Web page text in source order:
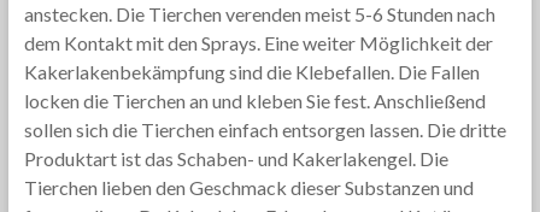
anstecken. Die Tierchen verenden meist 5-6 Stunden nach
dem Kontakt mit den Sprays. Eine weiter Möglichkeit der
Kakerlakenbekämpfung sind die Klebefallen. Die Fallen
locken die Tierchen an und kleben Sie fest. Anschließend
sollen sich die Tierchen einfach entsorgen lassen. Die dritte
Produktart ist das Schaben- und Kakerlakengel. Die
Tierchen lieben den Geschmack dieser Substanzen und